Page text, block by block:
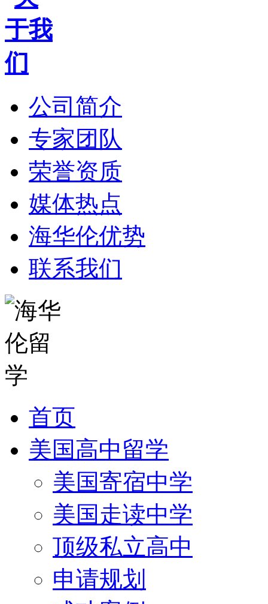
公司简介
专家团队
荣誉资质
媒体热点
海华伦优势
联系我们
首页
美国高中留学
美国寄宿中学
美国走读中学
顶级私立高中
申请规划